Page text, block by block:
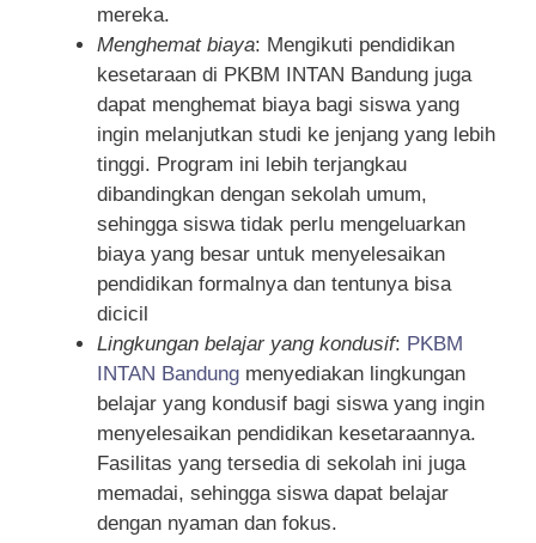
mereka.
Menghemat biaya: Mengikuti pendidikan
kesetaraan di PKBM INTAN Bandung juga
dapat menghemat biaya bagi siswa yang
ingin melanjutkan studi ke jenjang yang lebih
tinggi. Program ini lebih terjangkau
dibandingkan dengan sekolah umum,
sehingga siswa tidak perlu mengeluarkan
biaya yang besar untuk menyelesaikan
pendidikan formalnya dan tentunya bisa
dicicil
Lingkungan belajar yang kondusif: PKBM
INTAN Bandung menyediakan lingkungan
belajar yang kondusif bagi siswa yang ingin
menyelesaikan pendidikan kesetaraannya.
Fasilitas yang tersedia di sekolah ini juga
memadai, sehingga siswa dapat belajar
dengan nyaman dan fokus.